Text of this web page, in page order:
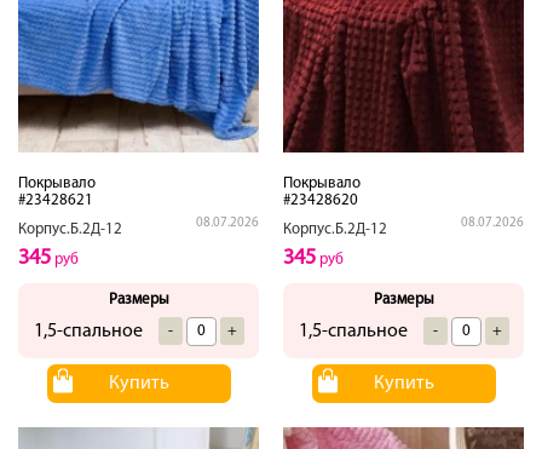
Покрывало
#23428621
Корпус.Б.2Д-12
08.07.2026
345 руб
Размеры
1,5-спальное - +
Купить
Покрывало
#23428620
Корпус.Б.2Д-12
08.07.2026
345 руб
Размеры
1,5-спальное - +
Купить